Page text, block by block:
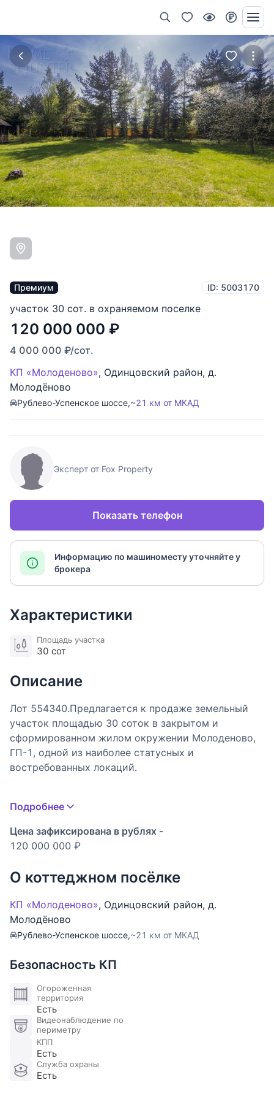
Премиум ID: 5003170
участок 30 сот. в охраняемом поселке
120 000 000 ₽
4 000 000 ₽/сот.
КП «Молоденово», Одинцовский район, д.
Молодёново
Рублево-Успенское шоссе,~21 км от МКАД
Эксперт от Fox Property
Показать телефон
Информацию по машиноместу уточняйте у
брокера
Характеристики
Площадь участка
30 сот
Описание
Лот 554340.Предлагается к продаже земельный
участок площадью 30 соток в закрытом и
сформированном жилом окружении Молоденово,
ГП-1, одной из наиболее статусных и
востребованных локаций.
предложения: крупный земельный массив в
обжитом поселении с центральными
коммуникациями и сложившейся архитектурной
Характеристики:
- Площадь: 30 соток
- Центральные коммуникации: магистральный газ,
электричество, водоснабжение, канализация
- Участок правильной формы, удобный для
реализации индивидуального архитектурного
проекта
- Взрослый ландшафт: сформированные деревья и
зелёные насаждения, обеспечивающие
приватность и визуальную глубину пространства
- На участке расположен дом (под снос) —
возможность нового строительства без
ограничений по концепции
Локация и окружение:
Подробнее
Цена зафиксирована в рублях -
120 000 000 ₽
О коттеджном посёлке
КП «Молоденово», Одинцовский район, д.
Молодёново
Рублево-Успенское шоссе,~21 км от МКАД
Безопасность КП
Огороженная
территория
Есть
Видеонаблюдение по
периметру
КПП
Есть
Служба охраны
Есть